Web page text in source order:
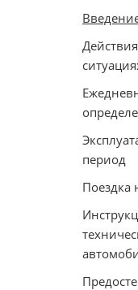
период
Поездка